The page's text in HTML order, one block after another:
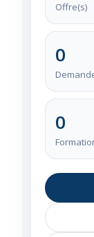
Offre(s)
0
0